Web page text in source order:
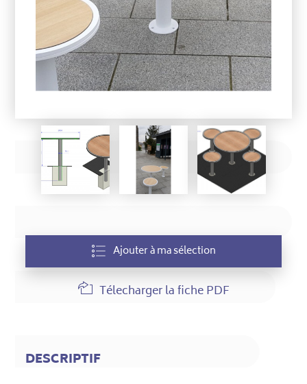
Ajouter à ma sélection
Télecharger la fiche PDF
DESCRIPTIF